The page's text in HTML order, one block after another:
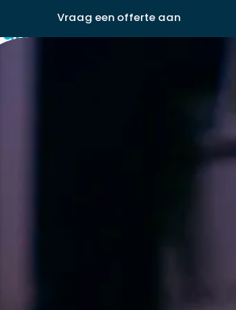
Vraag een offerte aan